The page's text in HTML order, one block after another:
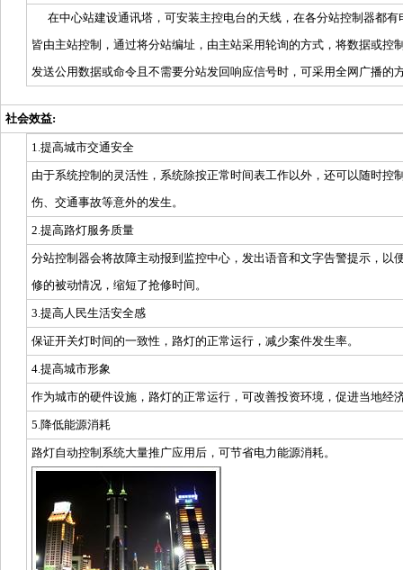
在中心站建设通讯塔，可安装主控电台的天线，在各分站控制器都
皆由主站控制，通过将分站编址，由主站采用轮询的方式，将数据或
发送公用数据或命令且不需要分站发回响应信号时，可采用全网广播的
社会效益:
1.提高城市交通安全
由于系统控制的灵活性，系统除按正常时间表工作以外，还可以随时
伤、交通事故等意外的发生。
2.提高路灯服务质量
分站控制器会将故障主动报到监控中心，发出语音和文字告警提示，
修的被动情况，缩短了抢修时间。
3.提高人民生活安全感
保证开关灯时间的一致性，路灯的正常运行，减少案件发生率。
4.提高城市形象
作为城市的硬件设施，路灯的正常运行，可改善投资环境，促进当地经
5.降低能源消耗
路灯自动控制系统大量推广应用后，可节省电力能源消耗。